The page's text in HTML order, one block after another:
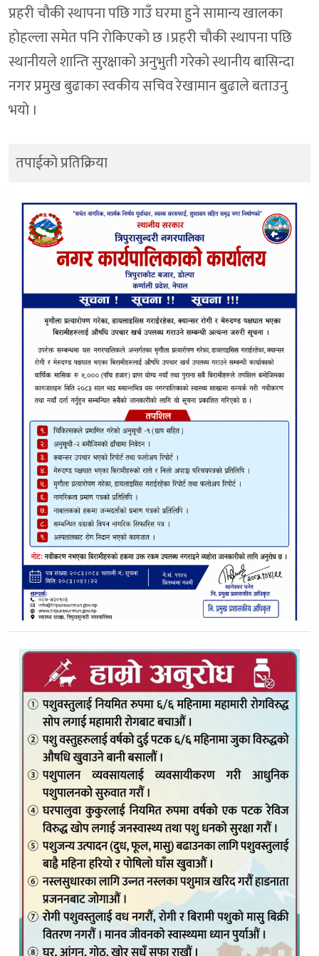
प्रहरी चाैकी स्थापना पछि गाउँ घरमा हुने सामान्य खालका
हाेहल्ला समेत पनि राेकिएकाे छ ।प्रहरी चाैकी स्थापना पछि
स्थानीयले शान्ति सुरक्षाको अनुभुती गरेकाे स्थानीय बासिन्दा
नगर प्रमुख बुढाका स्वकीय सचिव रेखामान बुढाले बताउनु
भयाे ।
तपाईको प्रतिक्रिया